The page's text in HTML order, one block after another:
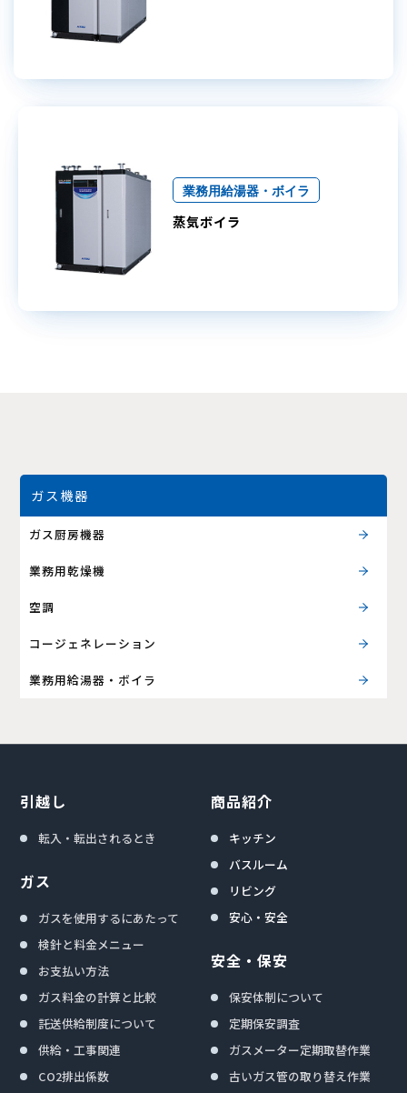
ガス機器
ガス厨房機器
業務用乾燥機
空調
コージェネレーション
業務用給湯器・ボイラ
業務用給湯器・ボイラ
蒸気ボイラ
引越し
転入・転出されるとき
ガス
ガスを使用するにあたって
検針と料金メニュー
お支払い方法
ガス料金の計算と比較
託送供給制度について
供給・工事関連
CO2排出係数
商品紹介
キッチン
バスルーム
リビング
安心・安全
安全・保安
保安体制について
定期保安調査
ガスメーター定期取替作業
古いガス管の取り替え作業